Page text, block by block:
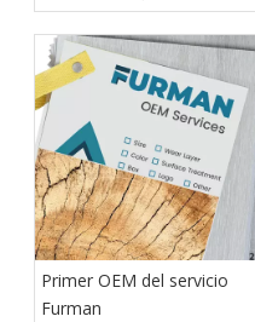
SPC
Primer OEM del servicio
Furman